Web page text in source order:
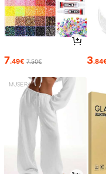
7.49€ 7.50€ 3